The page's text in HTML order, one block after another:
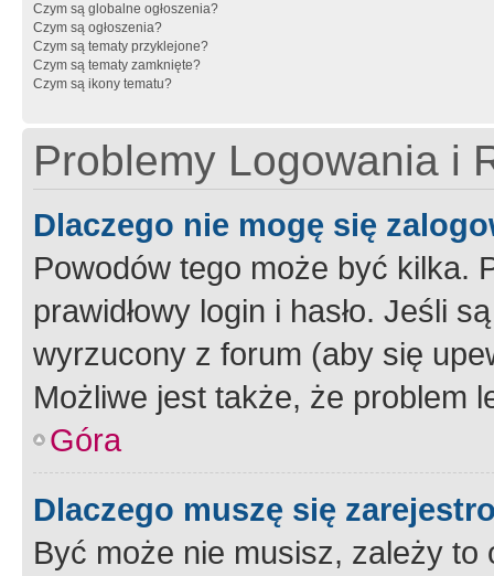
Czym są globalne ogłoszenia?
Czym są ogłoszenia?
Czym są tematy przyklejone?
Czym są tematy zamknięte?
Czym są ikony tematu?
Problemy Logowania i
Dlaczego nie mogę się
Powodów tego może być kilka.
prawidłowy login i hasło. Jeśli
wyrzucony z forum (aby się
Możliwe jest także, że problem
Góra
Dlaczego muszę się
Być może nie musisz, zależy